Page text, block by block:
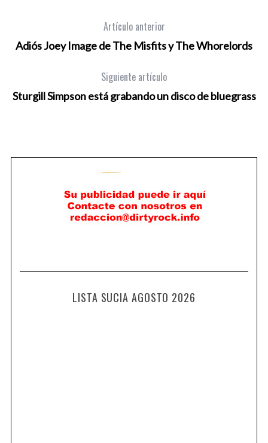
Artículo anterior
Adiós Joey Image de The Misfits y The Whorelords
Siguiente artículo
Sturgill Simpson está grabando un disco de bluegrass
LISTA SUCIA AGOSTO 2026